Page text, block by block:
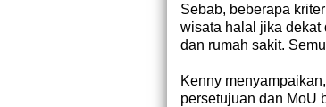
Sebab, beberapa
wisata halal jika dekat
dan rumah sakit.
Kenny
persetujuan dan MoU